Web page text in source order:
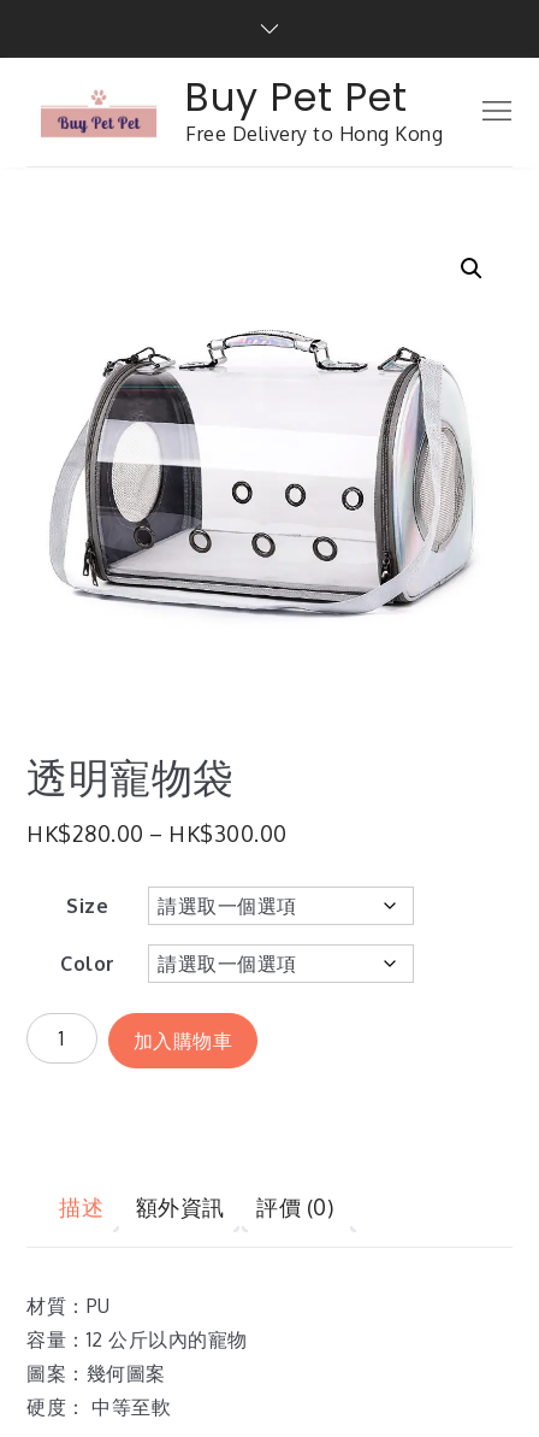
Buy Pet Pet
Free Delivery to Hong Kong
透明寵物袋
HK$280.00 – HK$300.00
Size
Color
加入購物車
描述 額外資訊 評價 (0)
材質：PU
容量：12 公斤以內的寵物
圖案：幾何圖案
硬度： 中等至軟